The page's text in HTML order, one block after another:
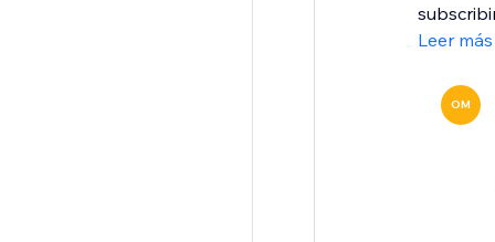
Leer más
OM